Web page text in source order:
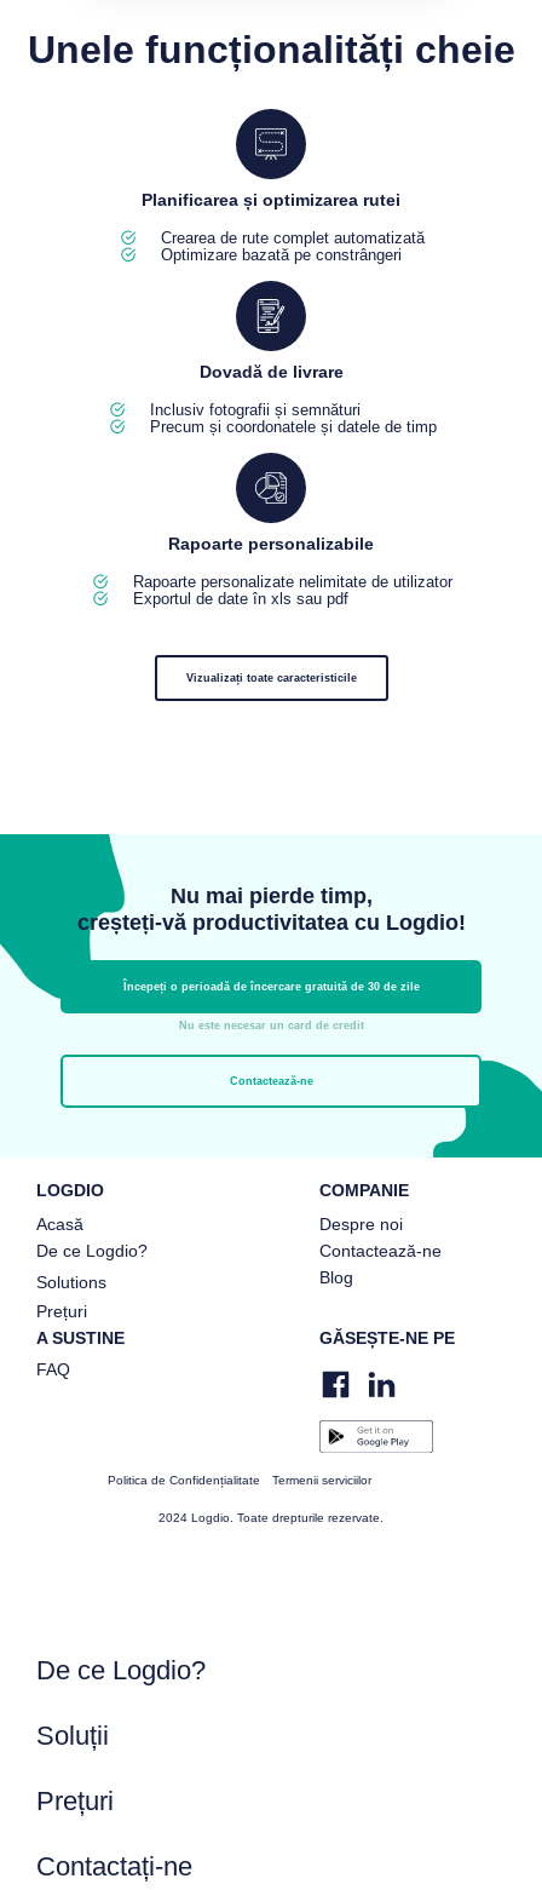
Unele funcționalități cheie
Planificarea și optimizarea rutei
Crearea de rute complet automatizată
Optimizare bazată pe constrângeri
Dovadă de livrare
Inclusiv fotografii și semnături
Precum și coordonatele și datele de timp
Rapoarte personalizabile
Rapoarte personalizate nelimitate de utilizator
Exportul de date în xls sau pdf
Vizualizați toate caracteristicile
Nu mai pierde timp,
creșteți-vă productivitatea cu Logdio!
Începeți o perioadă de încercare gratuită de 30 de zile
Nu este necesar un card de credit
Contactează-ne
LOGDIO
Acasă
De ce Logdio?
Solutions
Prețuri
COMPANIE
Despre noi
Contactează-ne
Blog
A SUSTINE
FAQ
GĂSEȘTE-NE PE
2024 Logdio. Toate drepturile rezervate.
Politica de Confidențialitate Termenii serviciilor
De ce Logdio?
Soluții
Prețuri
Contactați-ne